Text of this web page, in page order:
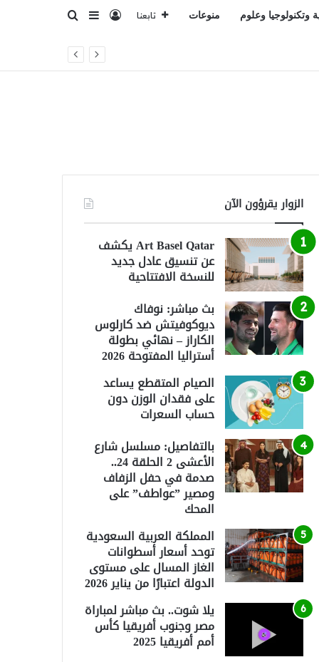
وتكنولوجيا وعلوم منوعات تابعنا تسجيل الدخول
إضافة عمود
بحث عن
الزوار يقرؤون الآن
Art Basel Qatar يكشف
عن تنسيق عادل جديد
للنسخة الافتتاحية
بث مباشر: نوفاك
ديوكوفيتش ضد كارلوس
الكاراز – نهائي بطولة
أستراليا المفتوحة 2026
الصيام المتقطع يساعد
على فقدان الوزن دون
حساب السعرات
بالتفاصيل: مسلسل شارع
الأعشى 2 الحلقة 24..
صدمة في حفل الزفاف
ومصير ”عواطف” على
المحك
المملكة العربية السعودية
توحد أسعار أسطوانات
الغاز المسال على مستوى
الدولة اعتبارًا من يناير 2026
يلا شوت.. بث مباشر لمباراة
مصر وجنوب أفريقيا كأس
أمم أفريقيا 2025